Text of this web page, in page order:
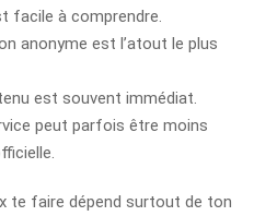
facile à comprendre.
anonyme est l’atout le plus
est souvent immédiat.
peut parfois être moins
te faire dépend surtout de ton